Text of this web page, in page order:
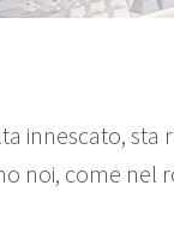
innescato,
noi, come